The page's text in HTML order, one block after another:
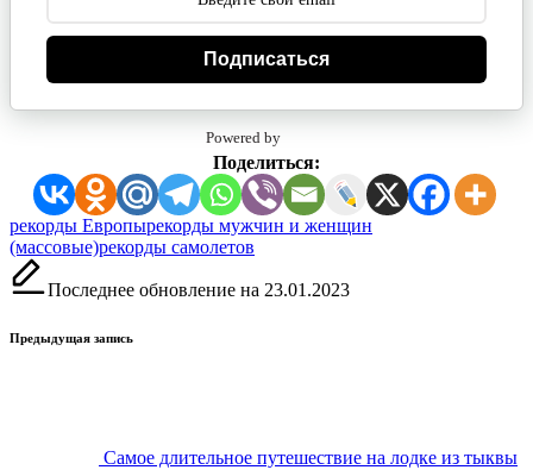
Подписаться
Powered by
Поделиться:
Метки:
рекорды Европырекорды мужчин и женщин
(массовые)рекорды самолетов
Последнее обновление на 23.01.2023
Навигация
Предыдущая запись
Самое длительное путешествие на лодке из тыквы